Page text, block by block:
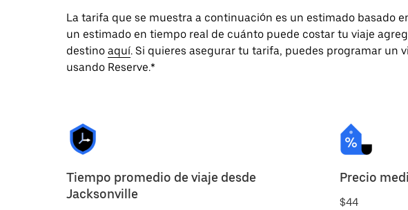
La tarifa que se muestra a continuación es un estimado basado
un estimado en tiempo real de cuánto puede costar tu viaje
destino aquí. Si quieres asegurar tu tarifa, puedes programar un
usando Reserve.*
Tiempo promedio de viaje desde
Jacksonville
Precio
$44